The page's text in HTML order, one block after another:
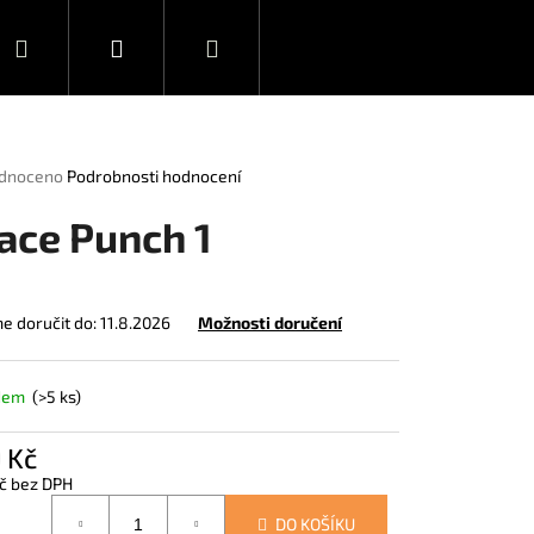
Novinky Ediční plán
Přihlášení
Podrobnosti hodnocení
Punch 1
doručit do:11.8.2026 Možnosti doručení
(>5 ks)
Kč
bez DPH
DO KOŠÍKU